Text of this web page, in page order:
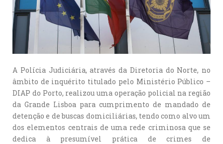
A Polícia Judiciária, através da Diretoria do Norte, no
âmbito de inquérito titulado pelo Ministério Público –
DIAP do Porto, realizou uma operação policial na região
da Grande Lisboa para cumprimento de mandado de
detenção e de buscas domiciliárias, tendo como alvo um
dos elementos centrais de uma rede criminosa que se
dedica à presumível prática de crimes de